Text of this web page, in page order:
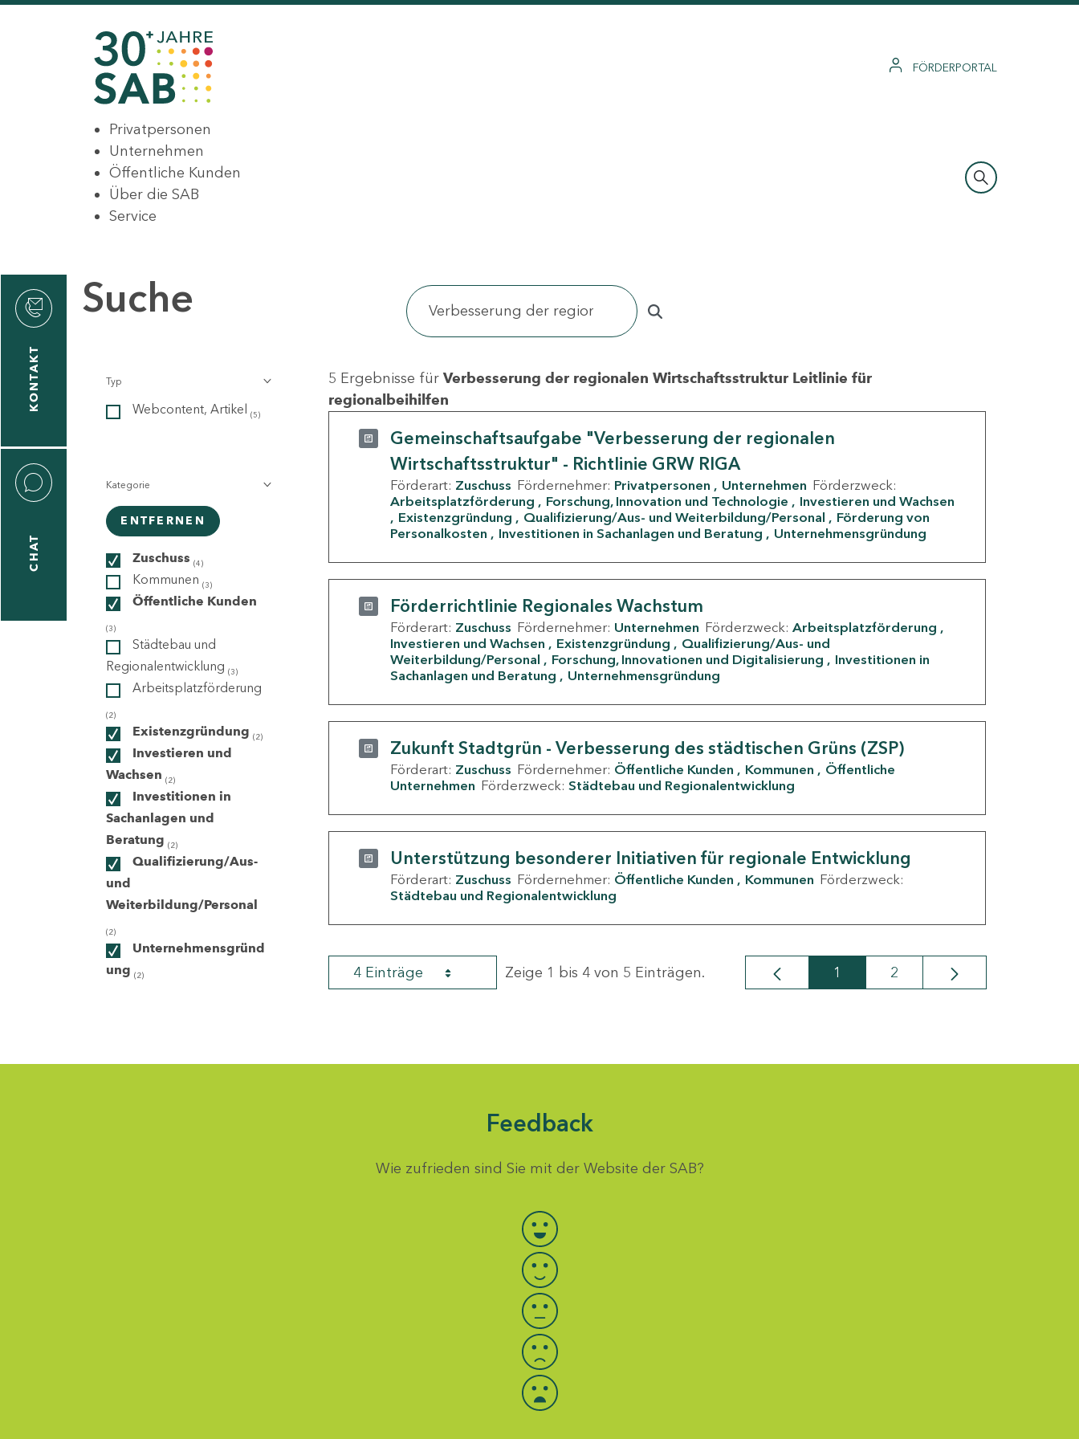
FÖRDERPORTAL
Privatpersonen
Unternehmen
Öffentliche Kunden
Über die SAB
Service
KONTAKT
CHAT
Suche
Typ
Webcontent, Artikel (5)
Kategorie
ENTFERNEN
Zuschuss (4)
Kommunen (3)
Öffentliche Kunden
(3)
Städtebau und
Regionalentwicklung (3)
Arbeitsplatzförderung
(2)
Existenzgründung (2)
Investieren und
Wachsen (2)
Investitionen in
Sachanlagen und
Beratung (2)
Qualifizierung/Aus-
und
Weiterbildung/Personal
(2)
Unternehmensgründ
ung (2)
5 Ergebnisse für Verbesserung der regionalen Wirtschaftsstruktur Leitlinie für
regionalbeihilfen
Gemeinschaftsaufgabe "Verbesserung der regionalen
Wirtschaftsstruktur" - Richtlinie GRW RIGA
Förderart: Zuschuss Fördernehmer: Privatpersonen Unternehmen Förderzweck:
Arbeitsplatzförderung
Forschung, Innovation und Technologie
Investieren und Wachsen
Existenzgründung
Qualifizierung/Aus- und Weiterbildung/Personal
Förderung von
Personalkosten
Investitionen in Sachanlagen und Beratung Unternehmensgründung
Förderrichtlinie Regionales Wachstum
Förderart: Zuschuss Fördernehmer: Unternehmen Förderzweck: Arbeitsplatzförderung
Investieren und Wachsen
Existenzgründung
Qualifizierung/Aus- und
Weiterbildung/Personal
Forschung, Innovationen und Digitalisierung
Investitionen in
Sachanlagen und Beratung
Unternehmensgründung
Zukunft Stadtgrün - Verbesserung des städtischen Grüns (ZSP)
Förderart: Zuschuss Fördernehmer: Öffentliche Kunden Kommunen
Öffentliche
Unternehmen Förderzweck: Städtebau und Regionalentwicklung
Unterstützung besonderer Initiativen für regionale Entwicklung
Förderart: Zuschuss Fördernehmer: Öffentliche Kunden Kommunen Förderzweck:
Städtebau und Regionalentwicklung
4 Einträge Zeige 1 bis 4 von 5 Einträgen. Seite
1 Seite
2
Feedback
Wie zufrieden sind Sie mit der Website der SAB?
Bewertung auswählen